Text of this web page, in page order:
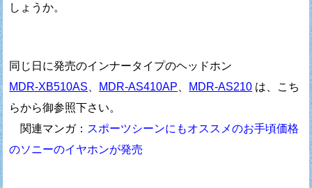
しょうか。
同じ日に発売のインナータイプのヘッドホン
MDR-XB510AS
MDR-AS410AP MDR-AS210 は、こち
らから御参照下さい。
関連マンガ： スポーツシーンにもオススメのお手頃価格
のソニーのイヤホンが発売